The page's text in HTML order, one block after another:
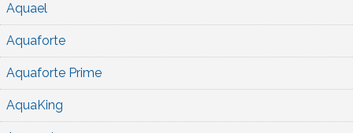
Aquael
Aquaforte
Aquaforte Prime
AquaKing